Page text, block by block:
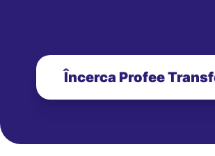
Încerca Profee